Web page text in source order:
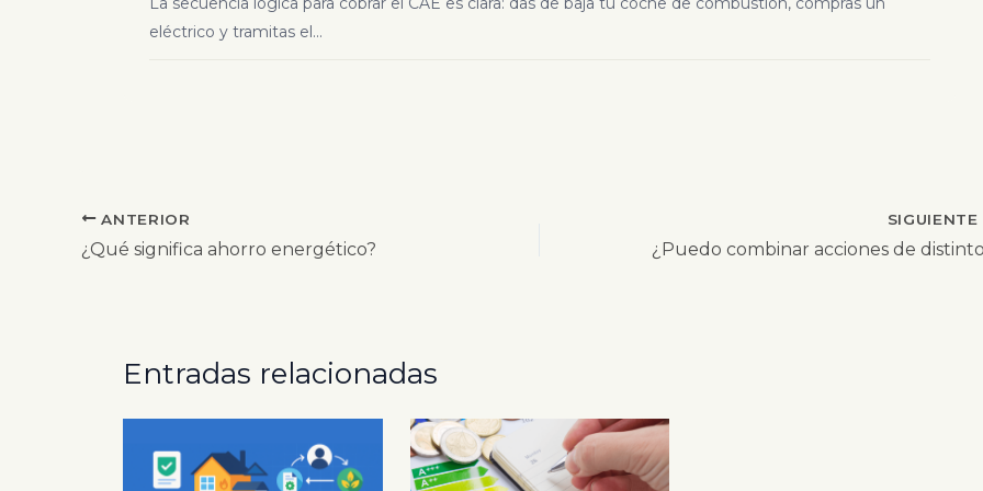
eléctrico y tramitas el...
ANTERIOR
¿Qué significa ahorro energético?
SIGUIENTE
Entradas relacionadas